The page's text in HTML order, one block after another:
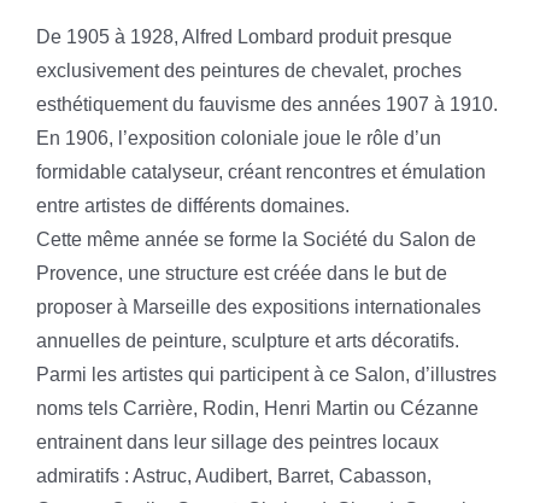
De 1905 à 1928, Alfred Lombard produit presque
exclusivement des peintures de chevalet, proches
esthétiquement du fauvisme des années 1907 à 1910.
En 1906, l’exposition coloniale joue le rôle d’un
formidable catalyseur, créant rencontres et émulation
entre artistes de différents domaines.
Cette même année se forme la Société du Salon de
Provence, une structure est créée dans le but de
proposer à Marseille des expositions internationales
annuelles de peinture, sculpture et arts décoratifs.
Parmi les artistes qui participent à ce Salon, d’illustres
noms tels Carrière, Rodin, Henri Martin ou Cézanne
entrainent dans leur sillage des peintres locaux
admiratifs : Astruc, Audibert, Barret, Cabasson,